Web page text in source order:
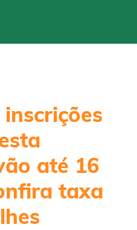
inscrições
até 16
taxa